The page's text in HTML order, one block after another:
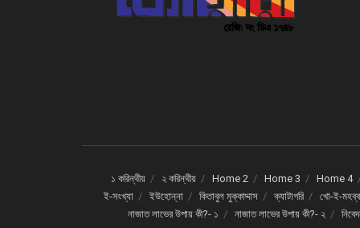
১ করিন্থীয় ২ করিন্থীয় Home 2 Home 3 Home 4
ই-সংখ্যা
ইউহোন্না কিতাবুল মুক্কাদ্দাস ক্যাটাগরি খো-ই-
নাজাত লাভের উপায় কী?- ১
নাজাত লাভের উপায় কী?- ২